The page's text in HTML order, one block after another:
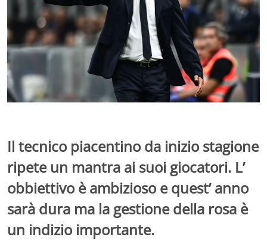
Il tecnico piacentino da inizio stagione
ripete un mantra ai suoi giocatori. L’
obbiettivo è ambizioso e quest’ anno
sarà dura ma la gestione della rosa è
un indizio importante.